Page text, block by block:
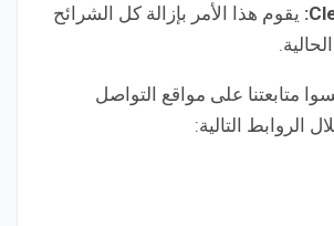
يقوم هذا الأمر بإزالة كل الشرائح
متابعتنا على مواقع التواصل
الروابط التالية: